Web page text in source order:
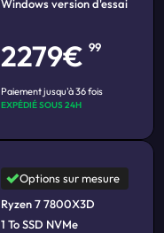
Windows version d'essai
2279€99
Paiement jusqu'à 36 fois
EXPÉDIÉ SOUS 24H
Options sur mesure
Ryzen 7 7800X3D
1 To SSD NVMe